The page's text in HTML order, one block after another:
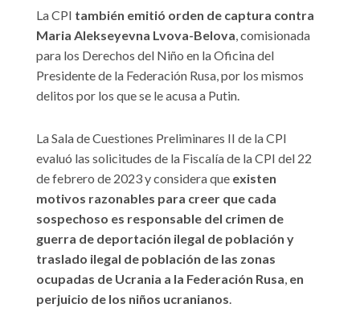
La CPI también emitió orden de captura contra
Maria Alekseyevna Lvova-Belova, comisionada
para los Derechos del Niño en la Oficina del
Presidente de la Federación Rusa, por los mismos
delitos por los que se le acusa a Putin.
La Sala de Cuestiones Preliminares II de la CPI
evaluó las solicitudes de la Fiscalía de la CPI del 22
de febrero de 2023 y considera que existen
motivos razonables para creer que cada
sospechoso es responsable del crimen de
guerra de deportación ilegal de población y
traslado ilegal de población de las zonas
ocupadas de Ucrania a la Federación Rusa, en
perjuicio de los niños ucranianos.